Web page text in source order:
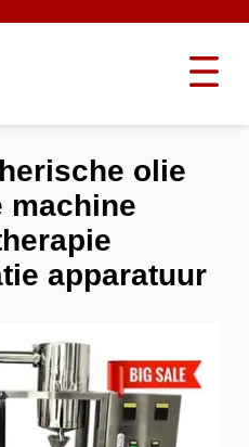
olie
machine
apparatuur